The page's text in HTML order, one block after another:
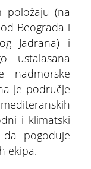
položaju (na
Beograda i
Jadrana) i
ustalasana
nadmorske
je područje
i klimatski
pogoduje
ekipa.
FEATURED